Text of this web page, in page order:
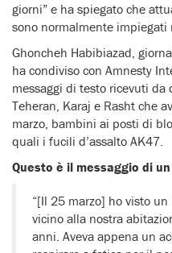
giorni” e ha spiegato che
sono normalmente impiegati
Ghoncheh Habibiazad,
ha condiviso con Amnesty
messaggi di testo ricevuti
Teheran, Karaj e Rasht che
marzo, bambini ai posti di
quali i fucili d’assalto AK47.
Questo è il messaggio di
“[Il 25 marzo] ho visto
vicino alla nostra
anni. Aveva appena un